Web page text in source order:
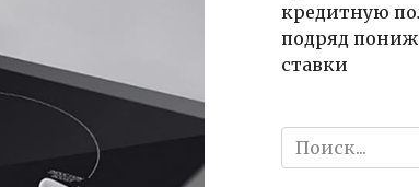
кредитную
подряд
ставки
Search
for: